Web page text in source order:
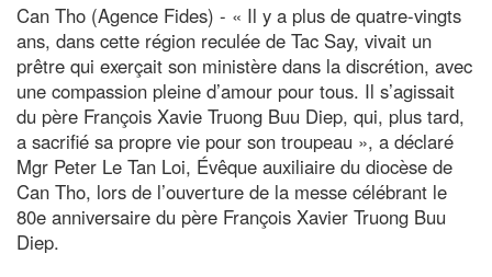
Can Tho (Agence Fides) - « Il y a plus de quatre-vingts
ans, dans cette région reculée de Tac Say, vivait un
prêtre qui exerçait son ministère dans la discrétion, avec
une compassion pleine d’amour pour tous. Il s’agissait
du père François Xavie Truong Buu Diep, qui, plus tard,
a sacrifié sa propre vie pour son troupeau », a déclaré
Mgr Peter Le Tan Loi, Évêque auxiliaire du diocèse de
Can Tho, lors de l’ouverture de la messe célébrant le
80e anniversaire du père François Xavier Truong Buu
Diep.